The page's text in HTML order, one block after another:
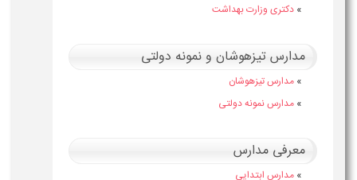
» دکتری وزارت بهداشت
مدارس تیزهوشان و نمونه دولتی
» مدارس تیزهوشان
» مدارس نمونه دولتی
معرفی مدارس
» مدارس ابتدایی